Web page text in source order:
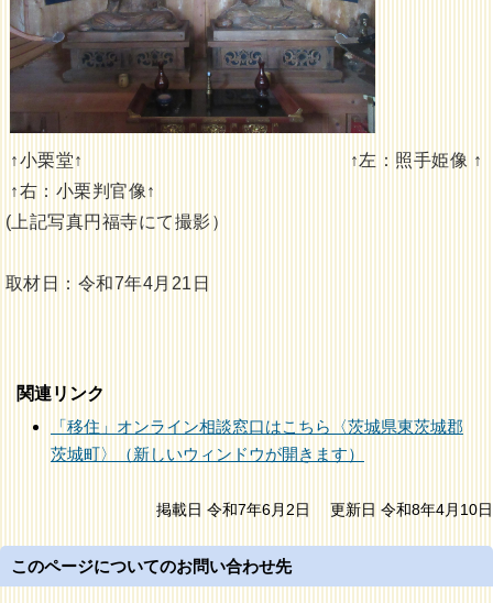
↑小栗堂↑ ↑左：照手姫像 ↑
↑右：小栗判官像↑
(上記写真円福寺にて撮影）
取材日：令和7年4月21日
関連リンク
「移住」オンライン相談窓口はこちら〈茨城県東茨城郡
茨城町〉（新しいウィンドウが開きます）
掲載日 令和7年6月2日 更新日 令和8年4月10日
このページについてのお問い合わせ先